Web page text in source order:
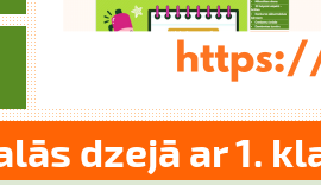
dzejā ar 1.